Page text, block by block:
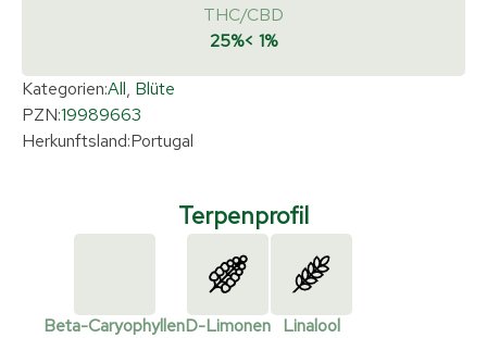
THC/CBD
25%< 1%
Kategorien:All, Blüte
PZN:19989663
Herkunftsland:Portugal
Terpenprofil
Beta-CaryophyllenD-Limonen Linalool